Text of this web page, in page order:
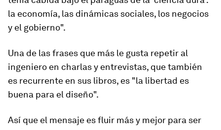
la economía, las dinámicas sociales, los negocios
y el gobierno".
Una de las frases que más le gusta repetir al
ingeniero en charlas y entrevistas, que también
es recurrente en sus libros, es "la libertad es
buena para el diseño".
Así que el mensaje es fluir más y mejor para ser